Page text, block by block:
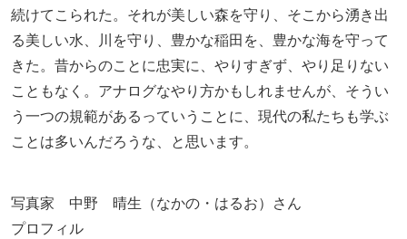
続けてこられた。それが美しい森を守り、そこから湧き出
る美しい水、川を守り、豊かな稲田を、豊かな海を守って
きた。昔からのことに忠実に、やりすぎず、やり足りない
こともなく。アナログなやり方かもしれませんが、そうい
う一つの規範があるっていうことに、現代の私たちも学ぶ
ことは多いんだろうな、と思います。
写真家 中野 晴生（なかの・はるお）さん
プロフィル